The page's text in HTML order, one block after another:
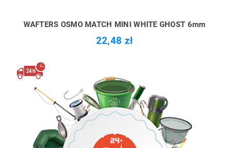
WAFTERS OSMO MATCH MINI WHITE GHOST 6mm
22,48 zł